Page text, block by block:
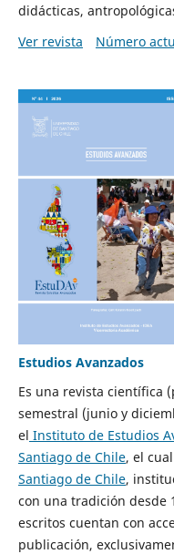
didácticas,
Ver revista
Número
Estudios Avanzados
Es una revista científica
semestral (junio y
el Instituto de Estudios
Santiago de Chile, el
Santiago de Chile,
con una tradición desde
escritos cuentan con
publicación,